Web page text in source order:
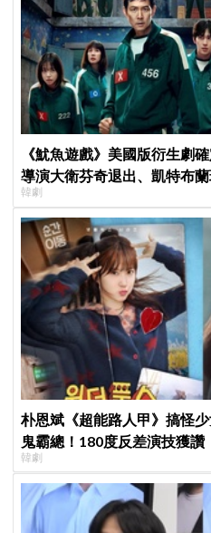
《魷魚遊戲》美國版衍生劇確
導演大衛芬奇退出、凱特布蘭
聞也破局
韓劇
朴恩斌《超能路人甲》搞怪
鬼霸總！180度反差演技獲讚
韓劇